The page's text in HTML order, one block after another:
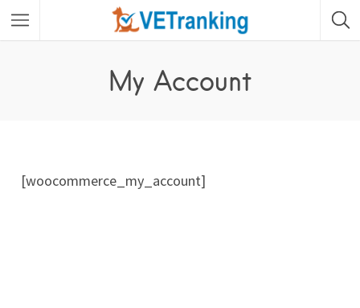
My Account
[woocommerce_my_account]